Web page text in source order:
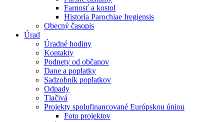
Farnosť a kostol
Historia Parochiae Iregiensis
Obecný časopis
Úrad
Úradné hodiny
Kontakty
Podnety od občanov
Dane a poplatky
Sadzobník poplatkov
Odpady
Tlačivá
Projekty spolufinancované Európskou úniou
Foto projektov